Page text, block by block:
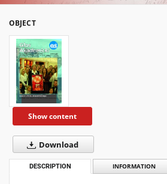
OBJECT
Show content
Download
DESCRIPTION INFORMATION